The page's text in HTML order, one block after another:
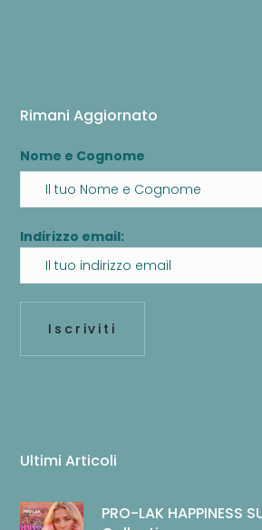
Rimani Aggiornato
Nome e Cognome
Indirizzo email:
Ultimi Articoli
PRO-LAK HAPPINESS